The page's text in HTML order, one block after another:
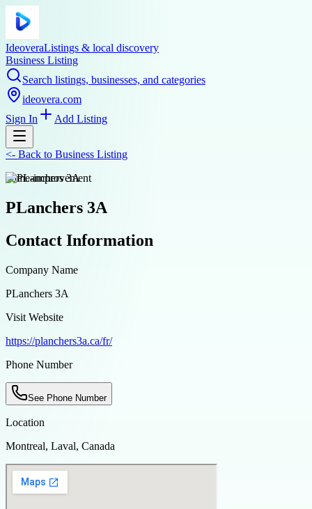
IdeoveraListings & local discovery
Business Listing
Search listings, businesses, and categories
ideovera.com
Sign In
Add Listing
<- Back to Business Listing
home-improvement
PLanchers 3A
Contact Information
Company Name
PLanchers 3A
Visit Website
https://planchers3a.ca/fr/
Phone Number
See Phone Number
Location
Montreal, Laval, Canada